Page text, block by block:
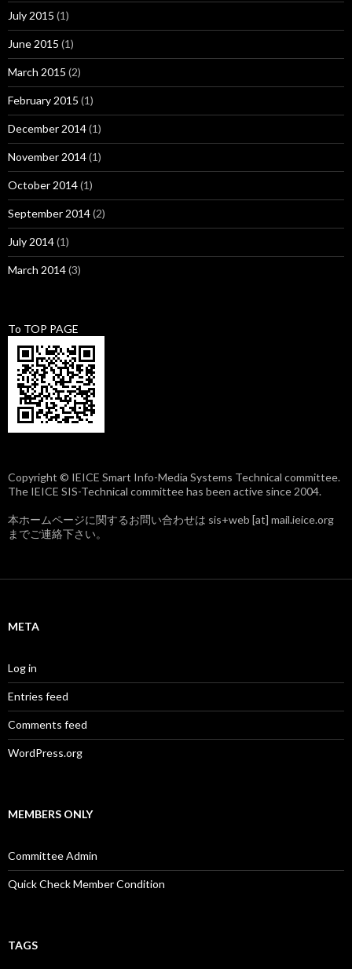
July 2015 (1)
June 2015 (1)
March 2015 (2)
February 2015 (1)
December 2014(1)
November 2014(1)
October 2014(1)
September 2014(2)
July 2014(1)
March 2014(3)
To TOP PAGE
Copyright © IEICE Smart Info-Media Systems Technical committee.
The IEICE SIS-Technical committee has been active since 2004.
本ホームページに関するお問い合わせは sis+web [at] mail.ieice.org
までご連絡下さい。
META
Log in
Entries feed
Comments feed
WordPress.org
MEMBERS ONLY
Committee Admin
Quick Check Member Condition
TAGS